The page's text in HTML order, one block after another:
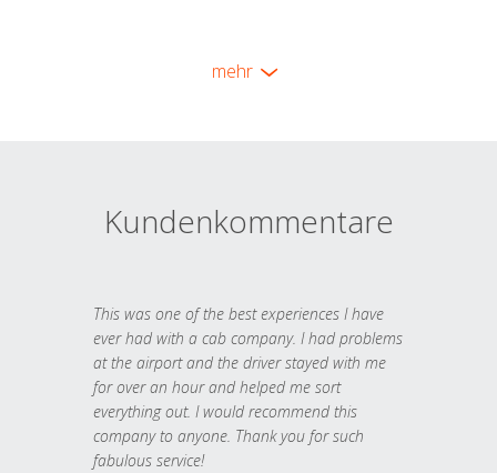
mehr
Kundenkommentare
This was one of the best experiences I have
ever had with a cab company. I had problems
at the airport and the driver stayed with me
for over an hour and helped me sort
everything out. I would recommend this
company to anyone. Thank you for such
fabulous service!